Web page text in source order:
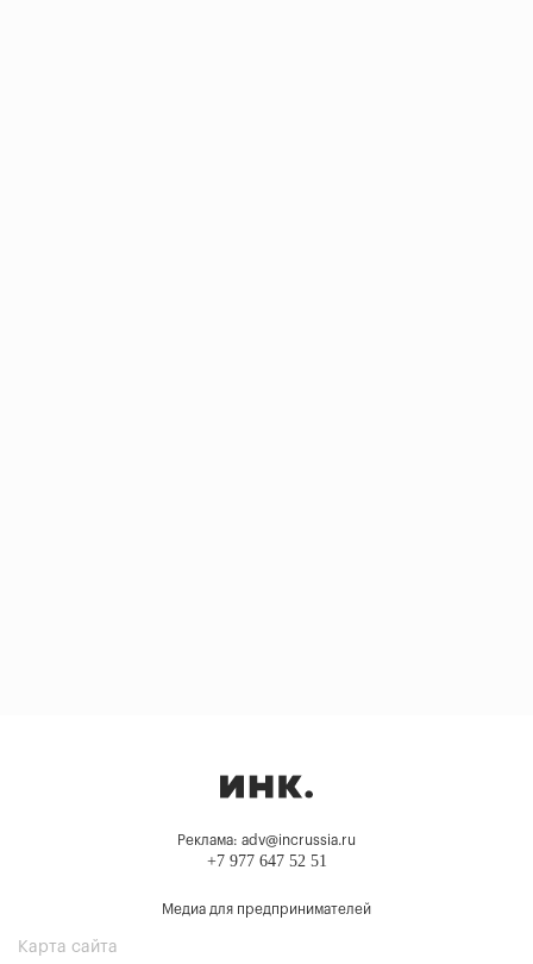
Реклама: adv@incrussia.ru
+7 977 647 52 51
Медиа для предпринимателей
Карта сайта